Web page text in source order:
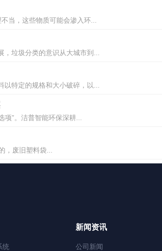
当，这些物质可能会渗入环...
垃圾分类的意识从大城市到...
特定的规格和大小破碎，以...
”。洁普智能环保深耕...
，废旧塑料袋...
统
新闻资讯
公司新闻